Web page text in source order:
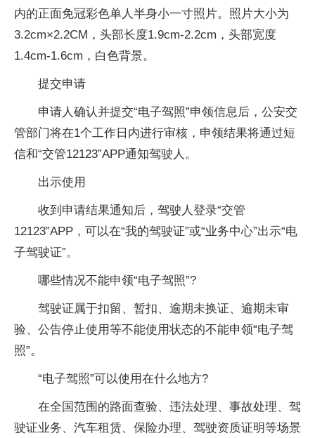
内的正面免冠彩色单人半身小一寸照片。照片大小为
3.2cm×2.2CM，头部长度1.9cm-2.2cm，头部宽度
1.4cm-1.6cm，白色背景。
提交申请
申请人确认并提交“电子驾照”申领信息后，公安交
管部门将在1个工作日内进行审核，申领结果将通过短
信和“交管12123”APP通知驾驶人。
出示使用
收到申请结果通知后，驾驶人登录“交管
12123”APP，可以在“我的驾驶证”或“业务中心”出示“电
子驾驶证”。
哪些情况不能申领“电子驾照”?
驾驶证属于扣留、暂扣、逾期未换证、逾期未审
验、公告停止使用等不能使用状态的不能申领“电子驾
照”。
“电子驾照”可以使用在什么地方?
在全国范围的路面查验、违法处理、事故处理、驾
驶证业务、汽车租赁、保险办理、驾驶资质证明等场景